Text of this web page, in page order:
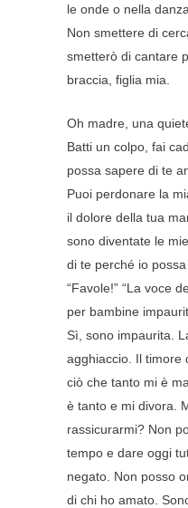
le onde o nella
Non smettere di
smetterò di cantare
braccia, figlia mia.
Oh madre, una
Batti un colpo, fai
possa sapere di te
Puoi perdonare la
il dolore della tua
sono diventate le
di te perché io
“Favole!” “La voce
per bambine
Sì, sono impaurita.
agghiaccio. Il timore
ciò che tanto mi è
è tanto e mi divora.
rassicurarmi? Non
tempo e dare oggi
negato. Non posso
di chi ho amato.